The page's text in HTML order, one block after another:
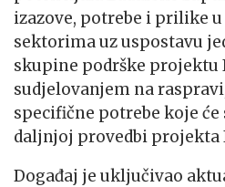
izazove, potrebe i prilike
sektorima uz uspostavu
skupine podrške projektu
sudjelovanjem na
specifične potrebe koje će
daljnjoj provedbi projekta
Događaj je uključivao